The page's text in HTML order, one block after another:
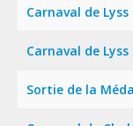
Carnaval de
Carnaval de
Sortie de la